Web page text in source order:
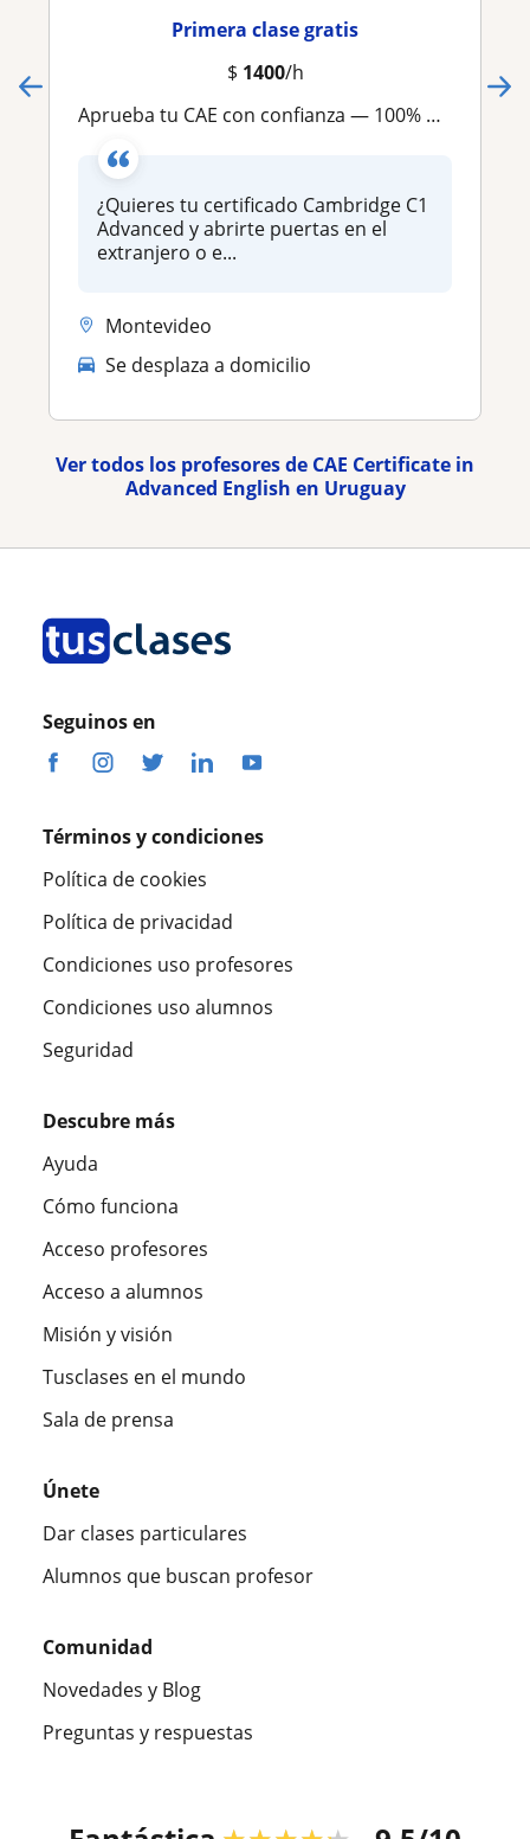
Primera clase gratis
$ 1400/h
Aprueba tu CAE con confianza — 100% de éxito en exámenes Cambridge
¿Quieres tu certificado Cambridge C1
Advanced y abrirte puertas en el
extranjero o e...
Montevideo
Se desplaza a domicilio
Ver todos los profesores de CAE Certificate in
Advanced English en Uruguay
Seguinos en
Términos y condiciones
Política de cookies
Política de privacidad
Condiciones uso profesores
Condiciones uso alumnos
Seguridad
Descubre más
Ayuda
Cómo funciona
Acceso profesores
Acceso a alumnos
Misión y visión
Tusclases en el mundo
Sala de prensa
Únete
Dar clases particulares
Alumnos que buscan profesor
Comunidad
Novedades y Blog
Preguntas y respuestas